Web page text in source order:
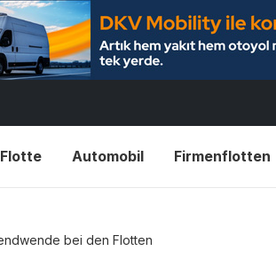
Automobil Firmenflotten
bei den Flotten